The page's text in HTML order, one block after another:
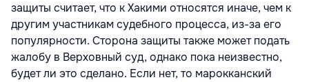
защиты считает, что к Хакими относятся иначе, чем к
другим участникам судебного процесса, из-за его
популярности. Сторона защиты также может подать
жалобу в Верховный суд, однако пока неизвестно,
будет ли это сделано. Если нет, то марокканский